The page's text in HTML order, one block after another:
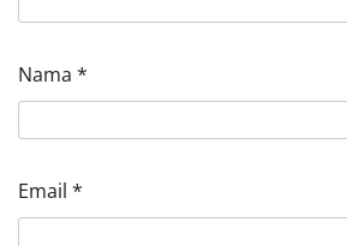
Nama *
Email *